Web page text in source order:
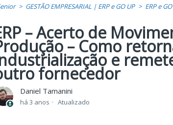
GESTÃO EMPRESARIAL | ERP e GO UP ERP e
– Acerto de
– Como
e
fornecedor
Daniel Tamanini
há 3 anos Atualizado